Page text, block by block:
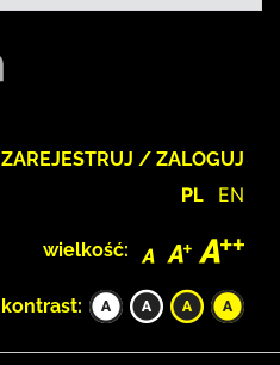
ZAREJESTRUJ / ZALOGUJ
PL EN
wielkość:
kontrast: